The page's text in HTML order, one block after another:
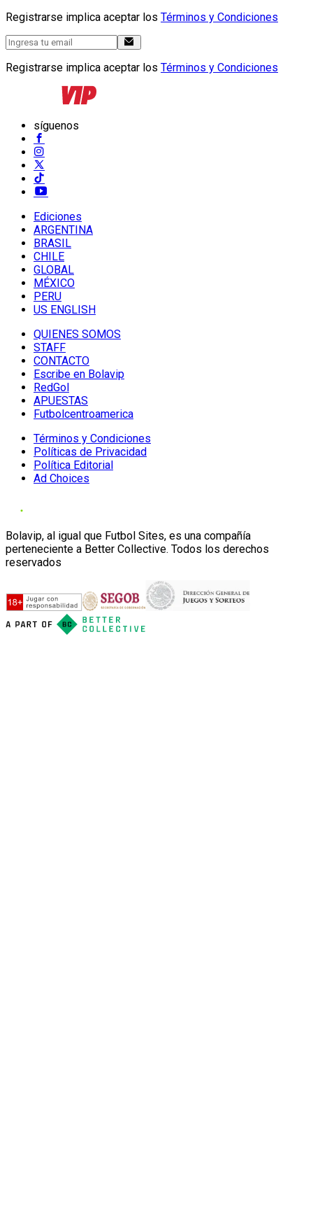
Registrarse implica aceptar los Términos y Condiciones
Registrarse implica aceptar los Términos y Condiciones
síguenos
Ediciones
ARGENTINA
BRASIL
CHILE
GLOBAL
MÉXICO
PERU
US ENGLISH
QUIENES SOMOS
STAFF
CONTACTO
Escribe en Bolavip
RedGol
APUESTAS
Futbolcentroamerica
Términos y Condiciones
Políticas de Privacidad
Política Editorial
Ad Choices
Bolavip, al igual que Futbol Sites, es una compañía
perteneciente a Better Collective. Todos los derechos
reservados